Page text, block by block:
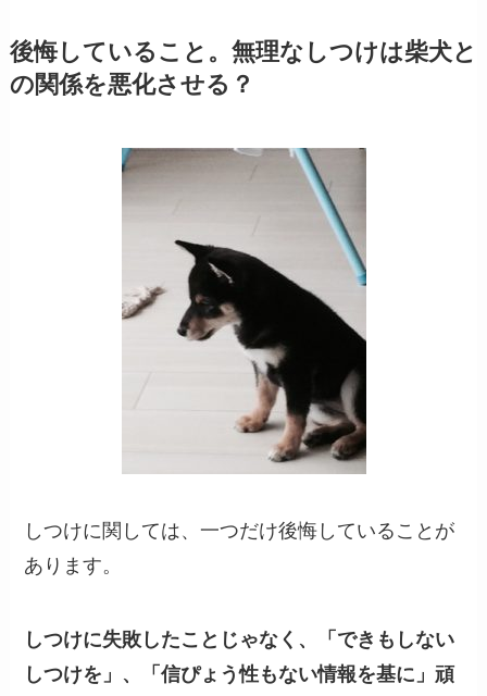
後悔していること。無理なしつけは柴犬と
の関係を悪化させる？
しつけに関しては、一つだけ後悔していることが
あります。
しつけに失敗したことじゃなく、「できもしない
しつけを」、「信ぴょう性もない情報を基に」頑